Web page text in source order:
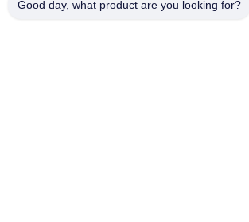
Good day, what product are you looking for?